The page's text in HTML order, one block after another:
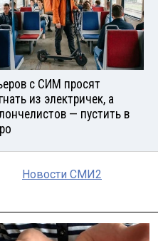
с СИМ просят
из электричек, а
— пустить в
Новости СМИ2